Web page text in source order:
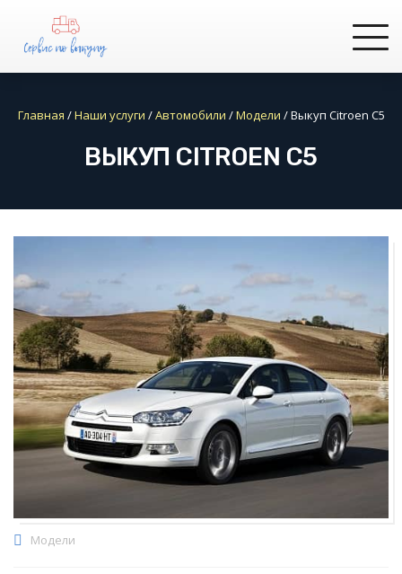
Главная /Наши услуги /Автомобили /Модели /Выкуп Citroen C5
ВЫКУП CITROEN C5
Модели